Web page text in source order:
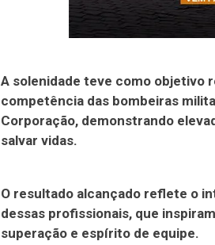
A solenidade teve como objetivo
competência das bombeiras
Corporação, demonstrando
salvar vidas.
O resultado alcançado reflete o
dessas profissionais, que
superação e espírito de equipe.